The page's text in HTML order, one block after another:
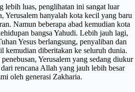
lebih luas, penglihatan ini sangat luar
Yerusalem hanyalah kota kecil yang baru
Namun beberapa abad kemudian kota
bangsa Yahudi. Lebih jauh lagi,
Yesus berlangsung, penyaliban dan
kemudian diberitakan ke seluruh dunia.
Yerusalem yang sedang diukur
rencana Allah yang jauh lebih besar
oleh generasi Zakharia.